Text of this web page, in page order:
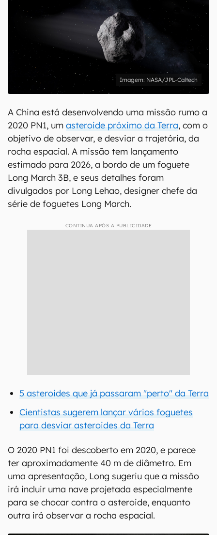
NASA/JPL-Caltech
A China está desenvolvendo uma missão rumo a
2020 PN1, um asteroide próximo da Terra, com o
objetivo de observar, e desviar a trajetória, da
rocha espacial. A missão tem lançamento
estimado para 2026, a bordo de um foguete
Long March 3B, e seus detalhes foram
divulgados por Long Lehao, designer chefe da
série de foguetes Long March.
CONTINUA APÓS A PUBLICIDADE
5 asteroides que já passaram "perto" da Terra
Cientistas sugerem lançar vários foguetes
para desviar asteroides da Terra
O 2020 PN1 foi descoberto em 2020, e parece
ter aproximadamente 40 m de diâmetro. Em
uma apresentação, Long sugeriu que a missão
irá incluir uma nave projetada especialmente
para se chocar contra o asteroide, enquanto
outra irá observar a rocha espacial.